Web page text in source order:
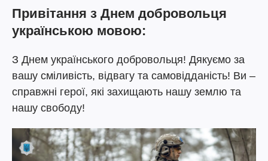
Привітання з Днем добровольця
українською мовою:
З Днем українського добровольця! Дякуємо за
вашу сміливість, відвагу та самовідданість! Ви –
справжні герої, які захищають нашу землю та
нашу свободу!